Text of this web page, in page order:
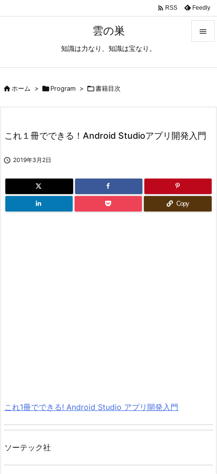
雲の巣
知識は力なり、知識は宝なり。

次へ
 RSS Feedly
ホーム > Program > 書籍目次
これ１冊でできる！Android Studioアプリ開発入門
 2019年3月2日
Copy
これ1冊でできる! Android Studio アプリ開発入門
ソーテック社